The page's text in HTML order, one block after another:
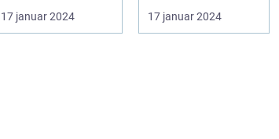
populær
hjemmebehandling
17 januar 2024
rammer mange
mennesker i deres
17 januar 2024